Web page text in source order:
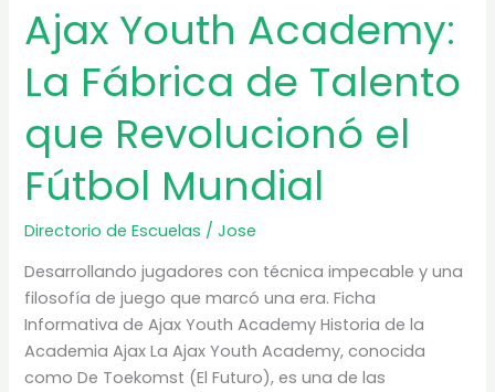
Ajax Youth Academy:
La Fábrica de Talento
que Revolucionó el
Fútbol Mundial
Directorio de Escuelas /Jose
Desarrollando jugadores con técnica impecable y una
filosofía de juego que marcó una era. Ficha
Informativa de Ajax Youth Academy Historia de la
Academia Ajax La Ajax Youth Academy, conocida
como De Toekomst (El Futuro), es una de las